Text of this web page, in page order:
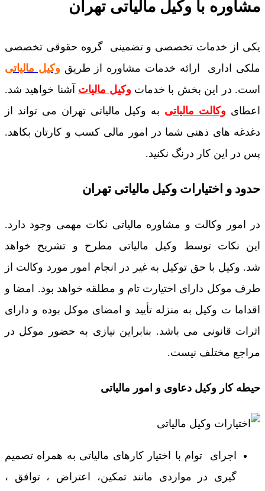
مشاوره با وکیل مالیاتی تهران
یکی از خدمات تخصصی و تضمینی گروه حقوقی تخصصی
ملکی اداری ارائه خدمات مشاوره از طریق وکیل مالیاتی
است. در این بخش با خدمات وکیل مالیات آشنا خواهید شد.
اعطای وکالت مالیاتی به وکیل مالیاتی تهران می تواند از
دغدغه های ذهنی شما در امور مالی کسب و کارتان بکاهد.
پس در این کار درنگ نکنید.
حدود و اختیارات وکیل مالیاتی تهران
در امور وکالت و مشاوره مالیاتی نکات مهمی وجود دارد.
این نکات توسط وکیل مالیاتی مطرح و تشریح خواهد
شد. وکیل با حق توکیل به غیر در انجام امور مورد وکالت از
طرف موکل دارای اختیارت تام و مطلقه خواهد بود. امضا و
اقداما ت وکیل به منزله تأیید و امضای موکل بوده و دارای
اثرات قانونی می باشد. بنابراین نیازی به حضور موکل در
مراجع مختلف نیست.
حیطه کار وکیل دعاوی و امور مالیاتی
اجرای توام با اختیار کارهای مالیاتی به همراه تصمیم
گیری در مواردی مانند تمکین، اعتراض ، توافق ،